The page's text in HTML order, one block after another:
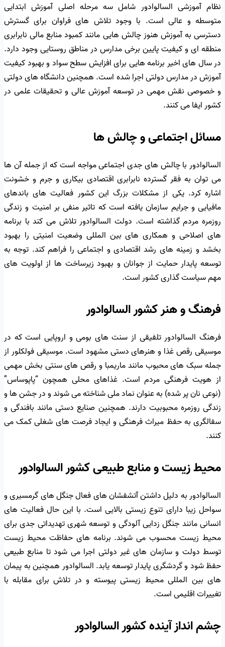
نظام آموزشی السالوادور شامل سه مرحله اصلی آموزش ابتدایی
متوسطه و عالی است. با وجود تلاش های فراوان برای گسترش
دسترسی به آموزش هنوز چالش هایی مانند کمبود منابع مالی نابرابری
منطقه ای و کیفیت پایین برخی مدارس در مناطق روستایی وجود دارد.
در سال های اخیر برنامه هایی برای افزایش سطح سواد و بهبود کیفیت
آموزش در مدارس دولتی اجرا شده است. همچنین دانشگاه های دولتی
و خصوصی نقش مهمی در توسعه آموزش عالی و تحقیقات علمی در
کشور ایفا می کنند.
مسائل اجتماعی و چالش ها
السالوادور با چالش های جدی اجتماعی مواجه است که از جمله آن ها
می توان به فقر گسترده نابرابری اقتصادی بیکاری و جرم و خشونت
اشاره کرد. یکی از مشکلات بزرگ این کشور فعالیت های باندهای
مافیایی و جرایم سازمان یافته است که تاثیر منفی بر امنیت و زندگی
روزمره مردم گذاشته است. دولت السالوادور تلاش می کند با برنامه
های اصلاحی و همکاری های بین المللی وضعیت امنیتی را بهبود
بخشد و زمینه های رشد اقتصادی و اجتماعی را فراهم کند. توجه به
توسعه پایدار حمایت از جوانان و بهبود زیرساخت ها از اولویت های
مهم سیاست گذاری کشور است.
فرهنگ و هنر کشور السالوادور
فرهنگ السالوادور تلفیقی از سنت های بومی و اروپایی است که در
موسیقی رقص غذا و هنرهای دستی مشهود است. موسیقی فولکلور از
جمله سبک های محبوب مانند ماریمبا و رقص های سنتی بخش مهمی
از هویت فرهنگی مردم است. غذاهای محلی همچون “پاپوساس”
(نوعی نان پر شده) به عنوان نماد ملی شناخته می شوند و در جشن ها و
زندگی روزمره محبوبیت دارند. همچنین صنایع دستی مانند بافندگی و
سفالگری به حفظ میراث فرهنگی و ایجاد فرصت های شغلی کمک می
کنند.
محیط زیست و منابع طبیعی کشور السالوادور
السالوادور به دلیل داشتن آتشفشان های فعال جنگل های گرمسیری و
سواحل زیبا دارای تنوع زیستی بالایی است. با این حال فعالیت های
انسانی مانند جنگل زدایی آلودگی و توسعه شهری تهدیداتی جدی برای
محیط زیست محسوب می شوند. برنامه های حفاظت محیط زیست
توسط دولت و سازمان های غیر دولتی اجرا می شود تا منابع طبیعی
حفظ شود و گردشگری پایدار توسعه یابد. السالوادور همچنین به پیمان
های بین المللی محیط زیستی پیوسته و در تلاش برای مقابله با
تغییرات اقلیمی است.
چشم انداز آینده کشور السالوادور